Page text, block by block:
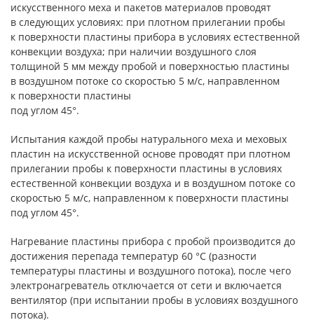
искусственного меха и пакетов материалов проводят
в следующих условиях: при плотном прилегании пробы
к поверхности пластины прибора в условиях естественной
конвекции воздуха; при наличии воздушного слоя
толщиной 5 мм между пробой и поверхностью пластины
в воздушном потоке со скоростью 5 м/с, направленном
к поверхности пластины
под углом 45°.
Испытания каждой пробы натурального меха и меховых
пластин на искусственной основе проводят при плотном
прилегании пробы к поверхности пластины в условиях
естественной конвекции воздуха и в воздушном потоке со
скоростью 5 м/с, направленном к поверхности пластины
под углом 45°.
Нагревание пластины прибора с пробой производится до
достижения перепада температур 60 °С (разности
температуры пластины и воздушного потока), после чего
электронагреватель отключается от сети и включается
вентилятор (при испытании пробы в условиях воздушного
потока).